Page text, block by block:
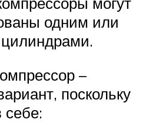
одним или
–
поскольку
себе: